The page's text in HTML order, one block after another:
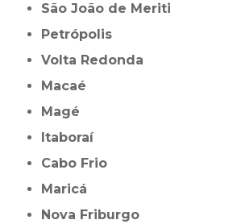
São João de Meriti
Petrópolis
Volta Redonda
Macaé
Magé
Itaboraí
Cabo Frio
Maricá
Nova Friburgo